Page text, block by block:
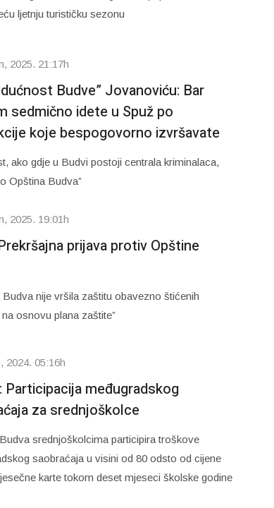
ljetnju turističku sezonu
2025. 21:17h
Budve” Jovanoviću: Bar
sedmično idete u Spuž po
koje bespogovorno izvršavate
ako gdje u Budvi postoji centrala kriminalaca,
Opština Budva”
2025. 19:01h
prijava protiv Opštine
Budva nije vršila zaštitu obavezno štićenih
osnovu plana zaštite”
2024. 05:16h
Participacija međugradskog
za srednjoškolce
srednjoškolcima participira troškove
saobraćaja u visini od 80 odsto od cijene
karte tokom deset mjeseci školske godine